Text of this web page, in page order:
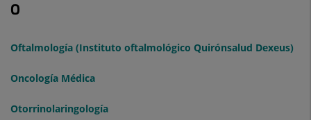
O
Oftalmología (Instituto oftalmológico Quirónsalud Dexeus)
Oncología Médica
Otorrinolaringología